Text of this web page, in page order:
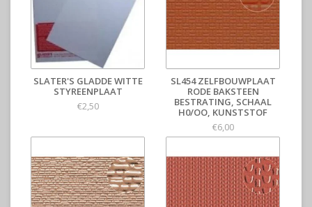
SLATER'S GLADDE WITTE
STYREENPLAAT
€2,50
SL454 ZELFBOUWPLAAT
RODE BAKSTEEN
BESTRATING, SCHAAL
H0/OO, KUNSTSTOF
€6,00